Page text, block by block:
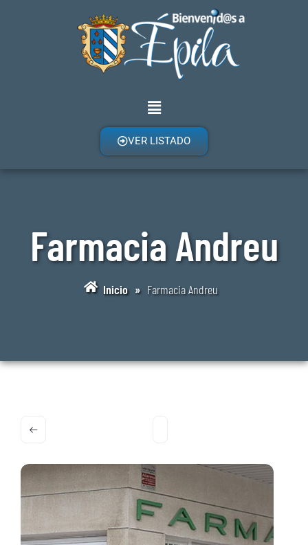
VER LISTADO
Farmacia Andreu
Inicio » Farmacia Andreu